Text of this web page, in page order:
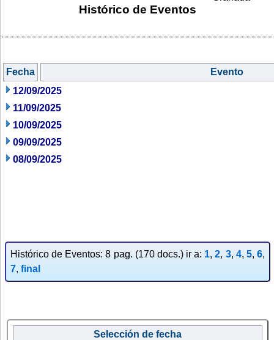
Histórico de Eventos
Fecha
Evento
12/09/2025
11/09/2025
10/09/2025
09/09/2025
08/09/2025
Histórico de Eventos: 8 pag. (170 docs.) ir a: 1,2, 3, 4, 5,6,
7, final
Selección de fecha